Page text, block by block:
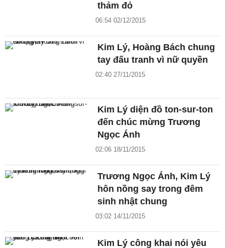
thảm đỏ
06:54 02/12/2015
Kim Lý, Hoàng Bách chung
tay đấu tranh vì nữ quyền
02:40 27/11/2015
Kim Lý diện đồ ton-sur-ton
đến chúc mừng Trương
Ngọc Ánh
02:06 18/11/2015
Trương Ngọc Ánh, Kim Lý
hôn nồng say trong đêm
sinh nhật chung
03:02 14/11/2015
Kim Lý công khai nói yêu